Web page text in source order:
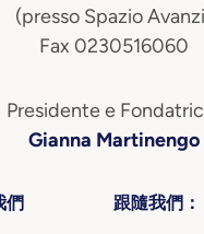
(presso Spazio
Fax 0230516060
Presidente e
Gianna Martinengo
們 跟隨我們：